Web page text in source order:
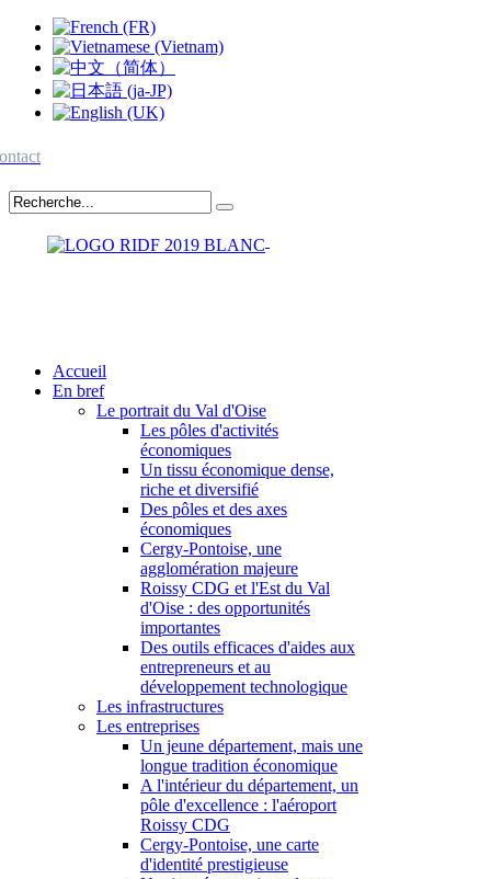
Accueil
En bref
Le portrait du Val d'Oise
Les pôles d'activités
économiques
Un tissu économique dense,
riche et diversifié
Des pôles et des axes
économiques
Cergy-Pontoise, une
agglomération majeure
Roissy CDG et l'Est du Val
d'Oise : des opportunités
importantes
Des outils efficaces d'aides aux
entrepreneurs et au
développement technologique
Les infrastructures
Les entreprises
Un jeune département, mais une
longue tradition économique
A l'intérieur du département, un
pôle d'excellence : l'aéroport
Roissy CDG
Cergy-Pontoise, une carte
d'identité prestigieuse